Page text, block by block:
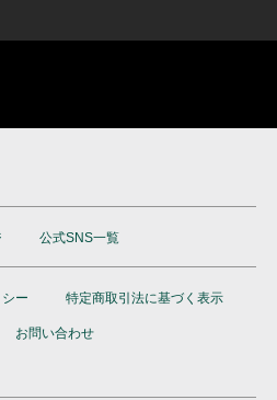
公式SNS一覧
ー 特定商取引法に基づく表示
お問い合わせ